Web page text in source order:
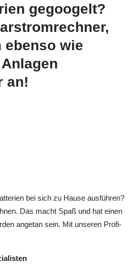
gegoogelt?
ebenso wie
an!
bei sich zu Hause ausführen?
Das macht Spaß und hat einen
angetan sein. Mit unseren Profi-